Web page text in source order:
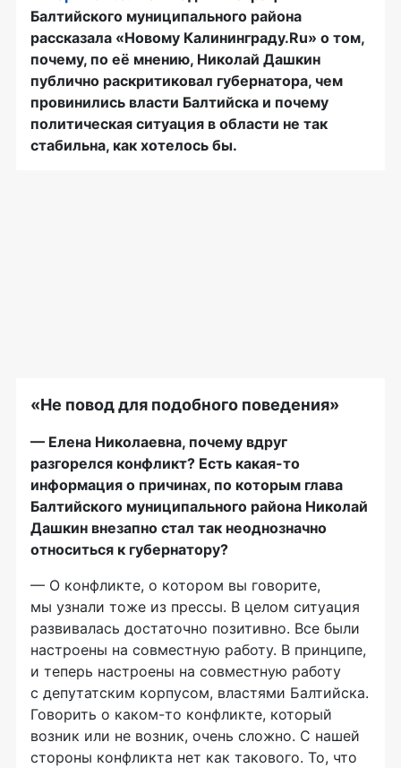
Балтийского муниципального района
рассказала «Новому Калининграду.Ru» о том,
почему, по её мнению, Николай Дашкин
публично раскритиковал губернатора, чем
провинились власти Балтийска и почему
политическая ситуация в области не так
стабильна, как хотелось бы.
«Не повод для подобного поведения»
— Елена Николаевна, почему вдруг
разгорелся конфликт? Есть какая-то
информация о причинах, по которым глава
Балтийского муниципального района Николай
Дашкин внезапно стал так неоднозначно
относиться к губернатору?
— О конфликте, о котором вы говорите,
мы узнали тоже из прессы. В целом ситуация
развивалась достаточно позитивно. Все были
настроены на совместную работу. В принципе,
и теперь настроены на совместную работу
с депутатским корпусом, властями Балтийска.
Говорить о каком-то конфликте, который
возник или не возник, очень сложно. С нашей
стороны конфликта нет как такового. То, что